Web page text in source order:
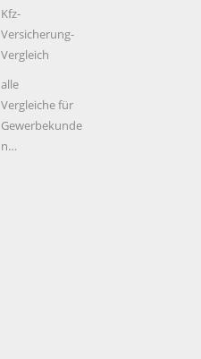
Kfz-
Versicherung-
Vergleich
alle
Vergleiche für
Gewerbekunde
n…